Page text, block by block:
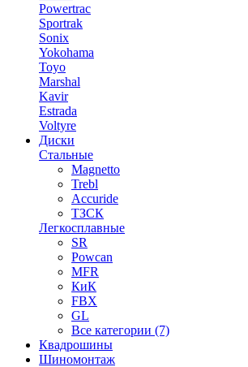
Powertrac
Sportrak
Sonix
Yokohama
Toyo
Marshal
Kavir
Estrada
Voltyre
Диски
Стальные
Magnetto
Trebl
Accuride
ТЗСК
Легкосплавные
SR
Powcan
MFR
КиК
FBX
GL
Все категории (7)
Квадрошины
Шиномонтаж